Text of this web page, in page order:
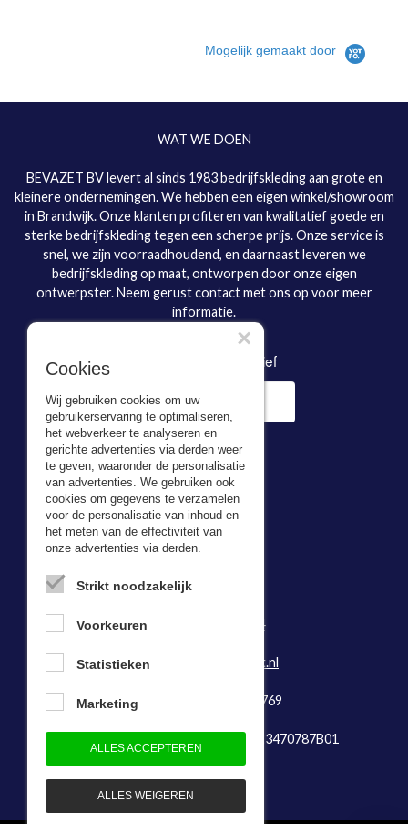
Mogelijk gemaakt door
WAT WE DOEN
BEVAZET BV levert al sinds 1983 bedrijfskleding aan grote en
kleinere ondernemingen. We hebben een eigen winkel/showroom
in Brandwijk. Onze klanten profiteren van kwalitatief goede en
sterke bedrijfskleding tegen een scherpe prijs. Onze service is
snel, we zijn voorraadhoudend, en daarnaast leveren we
bedrijfskleding op maat, ontworpen door onze eigen
ontwerpster. Neem gerust contact met ons op voor meer
informatie.
Inschrijven nieuwsbrief
Adresgegevens
Kerkweg 5,
0184-64 29 74
E-mail:
info@bevazet.nl
KvK-nummer: 23048769
Btw-identificatienummer: NL823470787B01
Cookies
Wij gebruiken cookies om uw
gebruikerservaring te optimaliseren,
het webverkeer te analyseren en
gerichte advertenties via derden weer
te geven, waaronder de personalisatie
van advertenties. We gebruiken ook
cookies om gegevens te verzamelen
voor de personalisatie van inhoud en
het meten van de effectiviteit van
onze advertenties via derden.
Strikt noodzakelijk
Voorkeuren
Statistieken
Marketing
ALLES ACCEPTEREN
ALLES WEIGEREN
×